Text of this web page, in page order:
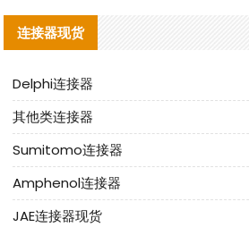
连接器现货
Delphi连接器
其他类连接器
Sumitomo连接器
Amphenol连接器
JAE连接器现货